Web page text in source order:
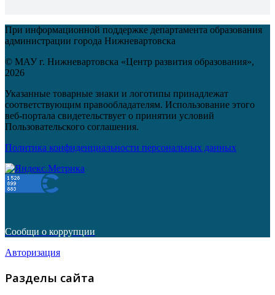
При информационной поддержке департамента образования
администрации города Нижневартовска
© МАУ г. Нижневартовска «Центр развития образования»,
2026
Указанные товарные знаки и логотипы принадлежат
соответствующим правообладателям. Использование этого
веб-портала свидетельствует о принятии условий
Пользовательского соглашения.
Политика конфиденциальности персональных данных
Сообщи о коррупции
Авторизация
Разделы сайта